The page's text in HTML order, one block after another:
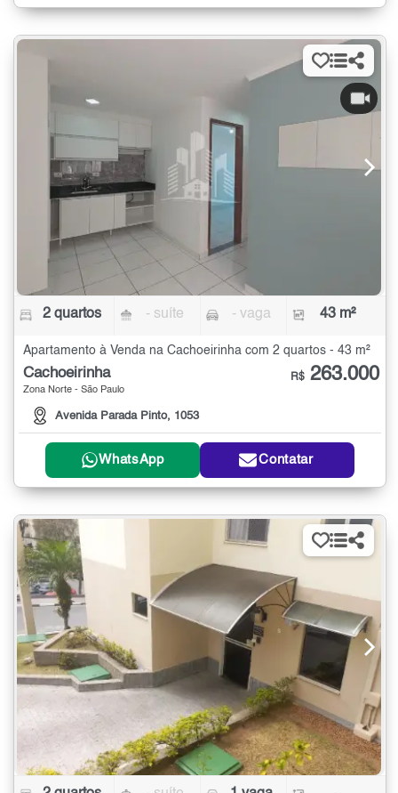
2 quartos - suíte - vaga 43 m²
Apartamento à Venda na Cachoeirinha com 2 quartos - 43 m²
Cachoeirinha
Zona Norte - São Paulo
Avenida Parada Pinto, 1053
R$ 263.000
WhatsApp Contatar